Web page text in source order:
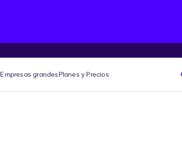
Empresas grandesPlanes y Precios